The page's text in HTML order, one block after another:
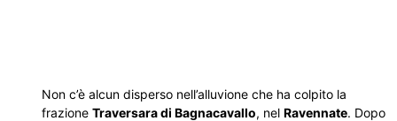
Non c’è alcun disperso nell’alluvione che ha colpito la
frazione Traversara di Bagnacavallo, nel Ravennate. Dopo